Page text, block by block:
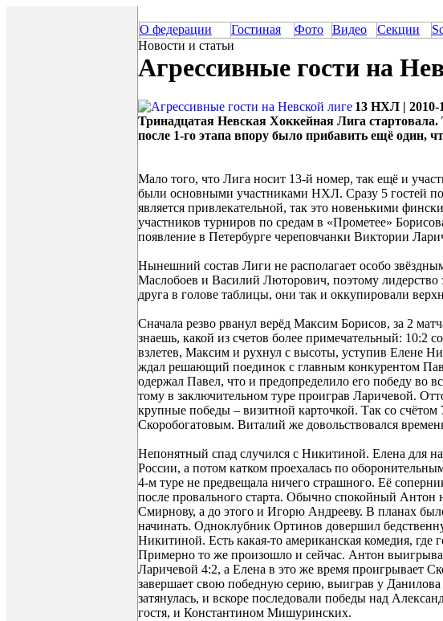
О федерации Гостиная Фото Видео Секции
Новости и статьи
Агрессивные гости на
13 НХЛ | 2010-
Тринадцатая Невская Хоккейная Лига
после 1-го этапа впору было прибавить ещё один,
Мало того, что Лига носит 13-й номер, так ещё и
были основными участниками НХЛ. Сразу 5 гостей
является привлекательной, так это новенькими
участников турниров по средам в «Прометее»
появление в Петербурге череповчанки Виктории
Нынешний состав Лиги не располагает особо
Маслобоев и Василий Люторович, поэтому лидерство
друга в голове таблицы, они так и оккупировали
Сначала резво рванул верёд Максим Борисов, за 2
знаешь, какой из счетов более примечательный:
взлетев, Максим и рухнул с высоты, уступив Елене
ждал решающий поединок с главным конкурентом
одержал Павел, что и предопределило его победу во
тому в заключительном туре проиграв Ларичевой.
крупные победы – визитной карточкой. Так со
Скоробогатовым. Виталий же довольствовался
Непонятный спад случился с Никитиной. Елена для
России, а потом катком проехалась по
4-м туре не предвещала ничего страшного. Её
после провального старта. Обычно спокойный
Смирнову, а до этого и Игорю Андрееву. В планах
начинать. Одноклубник Ортинов довершил
Никитиной. Есть какая-то американская комедия, где
Примерно то же произошло и сейчас. Антон
Ларичевой 4:2, а Елена в это же время проигрывает
завершает свою победную серию, выиграв у
затянулась, и вскоре последовали победы над
гостя, и Константином Мишуринских.